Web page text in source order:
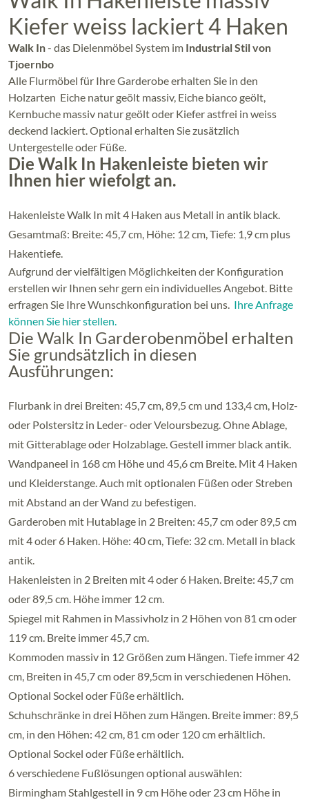
Kiefer weiss lackiert 4 Haken
Walk In- das Dielenmöbel System im Industrial Stil von
Tjoernbo
Alle Flurmöbel für Ihre Garderobe erhalten Sie in den
Holzarten Eiche natur geölt massiv, Eiche bianco geölt,
Kernbuche massiv natur geölt oder Kiefer astfrei in weiss
deckend lackiert. Optional erhalten Sie zusätzlich
Untergestelle oder Füße.
Die Walk In Hakenleiste bieten wir
Ihnen hier wiefolgt an.
Hakenleiste Walk In mit 4 Haken aus Metall in antik black.
Gesamtmaß: Breite: 45,7 cm, Höhe: 12 cm, Tiefe: 1,9 cm plus
Hakentiefe.
Aufgrund der vielfältigen Möglichkeiten der Konfiguration
erstellen wir Ihnen sehr gern ein individuelles Angebot. Bitte
erfragen Sie Ihre Wunschkonfiguration bei uns. Ihre Anfrage
können Sie hier stellen.
Die Walk In Garderobenmöbel erhalten
Sie grundsätzlich in diesen
Ausführungen:
Flurbank in drei Breiten: 45,7 cm, 89,5 cm und 133,4 cm, Holz-
oder Polstersitz in Leder- oder Veloursbezug. Ohne Ablage,
mit Gitterablage oder Holzablage. Gestell immer black antik.
Wandpaneel in 168 cm Höhe und 45,6 cm Breite. Mit 4 Haken
und Kleiderstange. Auch mit optionalen Füßen oder Streben
mit Abstand an der Wand zu befestigen.
Garderoben mit Hutablage in 2 Breiten: 45,7 cm oder 89,5 cm
mit 4 oder 6 Haken. Höhe: 40 cm, Tiefe: 32 cm. Metall in black
antik.
Hakenleisten in 2 Breiten mit 4 oder 6 Haken. Breite: 45,7 cm
oder 89,5 cm. Höhe immer 12 cm.
Spiegel mit Rahmen in Massivholz in 2 Höhen von 81 cm oder
119 cm. Breite immer 45,7 cm.
Kommoden massiv in 12 Größen zum Hängen. Tiefe immer 42
cm, Breiten in 45,7 cm oder 89,5cm in verschiedenen Höhen.
Optional Sockel oder Füße erhältlich.
Schuhschränke in drei Höhen zum Hängen. Breite immer: 89,5
cm, in den Höhen: 42 cm, 81 cm oder 120 cm erhältlich.
Optional Sockel oder Füße erhältlich.
6 verschiedene Fußlösungen optional auswählen:
Birmingham Stahlgestell in 9 cm Höhe oder 23 cm Höhe in